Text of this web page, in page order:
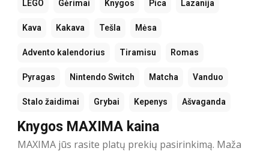
LEGO Gėrimai Knygos Pica Lazanija
Kava Kakava Tešla Mėsa
Advento kalendorius Tiramisu Romas
Pyragas Nintendo Switch Matcha Vanduo
Stalo žaidimai Grybai Kepenys Ašvaganda
Knygos MAXIMA kaina
MAXIMA jūs rasite platų prekių pasirinkimą. Maža